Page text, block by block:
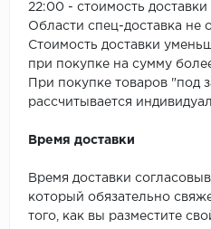
22:00 - стоимость
Области спец-доставка не
Стоимость доставки
при покупке на сумму
При покупке товаров "под
рассчитывается
Время доставки
Время доставки
который обязательно
того, как вы разместите